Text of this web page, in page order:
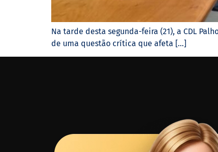
Na tarde desta segunda-feira (21), a CDL
de uma questão crítica que afeta […]